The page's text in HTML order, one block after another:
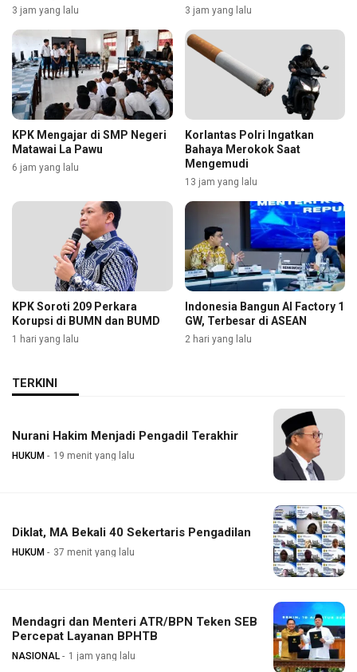
3 jam yang lalu 3 jam yang lalu
KPK Mengajar di SMP Negeri
Matawai La Pawu
6 jam yang lalu
Korlantas Polri Ingatkan
Bahaya Merokok Saat
Mengemudi
13 jam yang lalu
KPK Soroti 209 Perkara
Korupsi di BUMN dan BUMD
1 hari yang lalu
Indonesia Bangun AI Factory 1
GW, Terbesar di ASEAN
2 hari yang lalu
TERKINI
Nurani Hakim Menjadi Pengadil Terakhir
HUKUM 19 menit yang lalu
Diklat, MA Bekali 40 Sekertaris Pengadilan
HUKUM 37 menit yang lalu
Mendagri dan Menteri ATR/BPN Teken SEB
Percepat Layanan BPHTB
NASIONAL 1 jam yang lalu